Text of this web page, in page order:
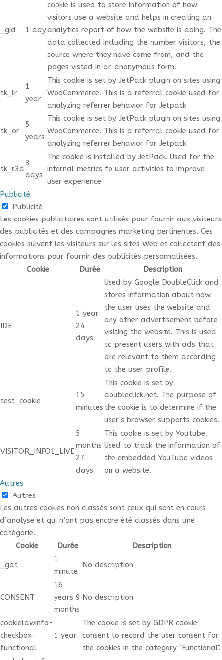
_gid 1 day
cookie is used to store information of how
visitors use a website and helps in creating an
analytics report of how the website is doing. The
data collected including the number visitors, the
source where they have come from, and the
pages visted in an anonymous form.
tk_lr
1
year
This cookie is set by JetPack plugin on sites using
WooCommerce. This is a referral cookie used for
analyzing referrer behavior for Jetpack
tk_or
5
years
This cookie is set by JetPack plugin on sites using
WooCommerce. This is a referral cookie used for
analyzing referrer behavior for Jetpack
tk_r3d
3
days
The cookie is installed by JetPack. Used for the
internal metrics fo user activities to improve
user experience
Publicité
Publicité
Les cookies publicitaires sont utilisés pour fournir aux visiteurs
des publicités et des campagnes marketing pertinentes. Ces
cookies suivent les visiteurs sur les sites Web et collectent des
informations pour fournir des publicités personnalisées.
Cookie
Durée Description
IDE
1 year
24
days
Used by Google DoubleClick and
stores information about how
the user uses the website and
any other advertisement before
visiting the website. This is used
to present users with ads that
are relevant to them according
to the user profile.
test_cookie
15
minutes
This cookie is set by
doubleclick.net. The purpose of
the cookie is to determine if the
user's browser supports cookies.
VISITOR_INFO1_LIVE
5
months
27
days
This cookie is set by Youtube.
Used to track the information of
the embedded YouTube videos
on a website.
Autres
Autres
Les autres cookies non classés sont ceux qui sont en cours
d’analyse et qui n’ont pas encore été classés dans une
catégorie.
Cookie
Durée Description
_gat
1
minute
No description
CONSENT
16
years 9
months
No description
cookielawinfo-
checkbox-
functional
1 year
The cookie is set by GDPR cookie
consent to record the user consent for
the cookies in the category "Functional".